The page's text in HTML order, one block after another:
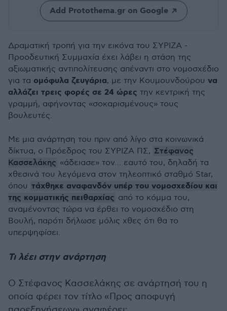
Add Protothema.gr on Google
Δραματική τροπή για την εικόνα του ΣΥΡΙΖΑ -
Προοδευτική Συμμαχία έχει λάβει η στάση της
αξιωματικής αντιπολίτευσης απέναντι στο νομοσχέδιο
για τα ομόφυλα ζευγάρια, με την Κουμουνδούρου να
αλλάζει τρεις φορές σε 24 ώρες την κεντρική της
γραμμή, αφήνοντας «σοκαρισμένους» τους
βουλευτές.
Με μια ανάρτηση του πριν από λίγο στα κοινωνικά
δίκτυα, ο Πρόεδρος του ΣΥΡΙΖΑ ΠΣ, Στέφανος
Κασσελάκης «άδειασε» τον… εαυτό του, δηλαδή τα
χθεσινά του λεγόμενα στον τηλεοπτικό σταθμό Star,
όπου τάχθηκε αναφανδόν υπέρ του νομοσχεδίου και
της κομματικής πειθαρχίας από το κόμμα του,
αναμένοντας τώρα να έρθει το νομοσχέδιο στη
Βουλή, παρότι δήλωσε μόλις χθες ότι θα το
υπερψηφίσει.
Τι λέει στην ανάρτηση
Ο Στέφανος Κασσελάκης σε ανάρτησή του η
οποία φέρει τον τίτλο «Προς αποφυγή